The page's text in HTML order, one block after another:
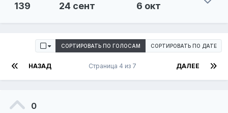
139 24 сент 6 окт
СОРТИРОВАТЬ ПО ГОЛОСАМ СОРТИРОВАТЬ ПО ДАТЕ
НАЗАД ДАЛЕЕ
Страница 4 из 7
0